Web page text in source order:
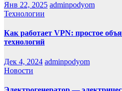
Янв 22, 2025 adminpodyom
Технологии
Как работает VPN: простое
технологий
Дек 4, 2024 adminpodyom
Новости